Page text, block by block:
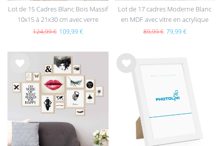
Lot de 15 Cadres Blanc Bois Massif
10x15 à 21x30 cm avec verre
acrylique
124,99 € 109,99 €
Lot de 17 cadres Moderne Blanc
en MDF avec vitre en acrylique
89,99 € 79,99 €
e de
sou
s
List